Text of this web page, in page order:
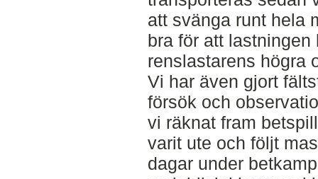
att svänga runt hela
bra för att
renslastarens högra
Vi har även gjort
försök och
vi räknat fram
varit ute och följt
dagar under